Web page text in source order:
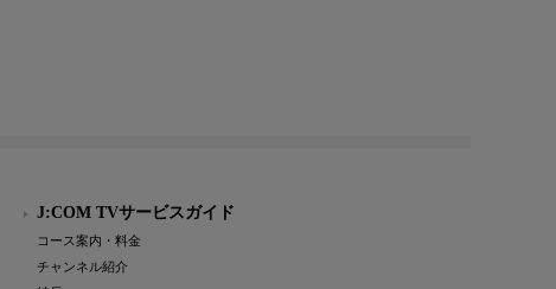
J:COM TVサービスガイド
コース案内・料金
チャンネル紹介